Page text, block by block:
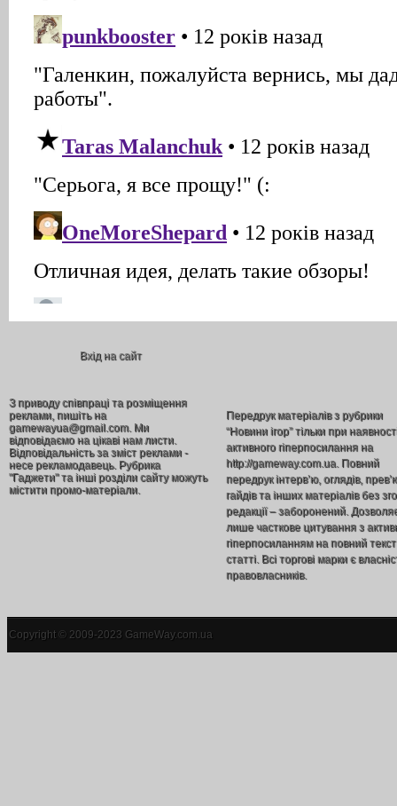
Вхід на сайт
З приводу співпраці та розміщення
реклами, пишіть на
gamewayua@gmail.com. Ми
відповідаємо на цікаві нам листи.
Відповідальність за зміст реклами -
несе рекламодавець. Рубрика
"Гаджети" та інші розділи сайту можуть
містити промо-матеріали.
Передрук матеріалів з рубрики
“Новини ігор” тільки при
активного гіперпосилання на
http://gameway.com.ua. Повний
передрук інтерв’ю, оглядів,
гайдів та інших матеріалів без
редакції – заборонений.
лише часткове цитування з
гіперпосиланням на повний текст
статті. Всі торгові марки є
правовласників.
Copyright © 2009-2023 GameWay.com.ua